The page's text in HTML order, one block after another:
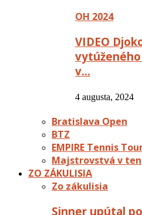
OH 2024
VIDEO
v…
4 augusta, 2024
Bratislava Open
BTZ
EMPIRE Tennis
Majstrovstvá v
ZO ZÁKULISIA
Zo zákulisia
Sinner upútal